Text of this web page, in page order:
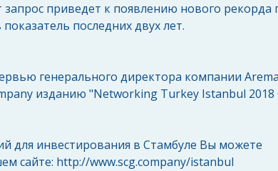
запрос приведет к появлению нового рекорда
последних двух лет.
генерального директора компании
изданию "Networking Turkey Istanbul 2018
для инвестирования в Стамбуле Вы можете
сайте: http://www.scg.company/istanbul